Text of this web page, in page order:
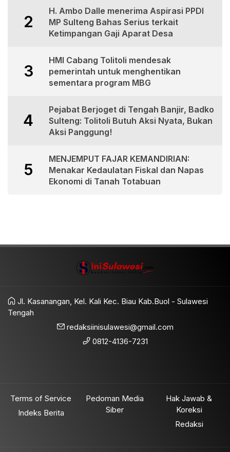
2
H. Ambo Dalle menerima Aspirasi PPDI
MP Sulteng Bahas Serius terkait
Ketimpangan Gaji Aparat Desa
3
HMI Cabang Tolitoli mendesak
pemerintah untuk menghentikan
sementara program MBG
4
Pejabat Berjoget di Tengah Banjir, Badko
Sulteng: Tolitoli Butuh Aksi Nyata, Bukan
Aksi Panggung!
5
MENJEMPUT FAJAR KEMANDIRIAN:
Menakar Kedaulatan Fiskal dan Napas
Ekonomi di Tanah Totabuan
Jl. Kasanangan, Kel. Kali Kec. Biau Kab.Buol - Sulawesi
Tengah
redaksiinisulawesi@gmail.com
0812-4136-7231
Terms of Service
Indeks Berita
Pedoman Media
Siber
Hak Jawab &
Koreksi
Redaksi